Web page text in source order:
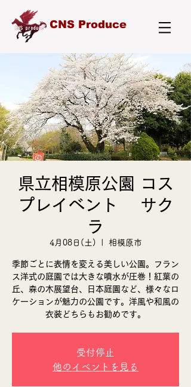
CNS Produce
県立相模原公園 コス
プレイベント サク
ラ
4月08日(土) 相模原市
季節ごとに表情を変える美しい公園。フラン
ス洋式の庭園では大きな噴水が圧巻！紅葉の
丘、森の木展望台、日本庭園など、様々なロ
ケーションが魅力の公園です。​洋風や和風の
衣装どちらもお勧めです。
受付停止
他のイベントを見る